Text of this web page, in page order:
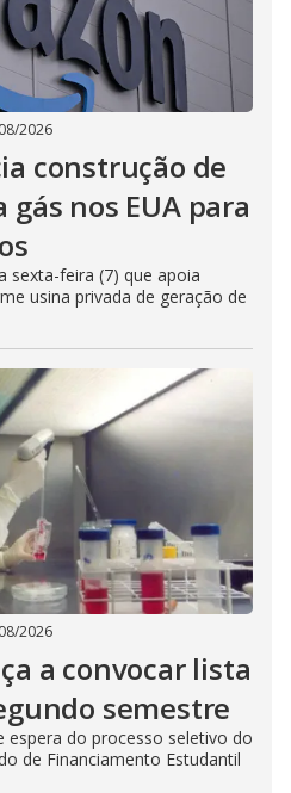
2026
construção de
nos EUA para
sexta-feira (7) que apoia
usina privada de geração de
2026
a convocar lista
semestre
espera do processo seletivo do
de Financiamento Estudantil